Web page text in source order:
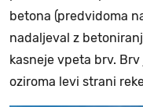
betona (predvidoma
nadaljeval z
kasneje vpeta brv.
oziroma levi strani